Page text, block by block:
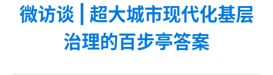
微访谈 | 超大城市现代化基层
治理的百步亭答案